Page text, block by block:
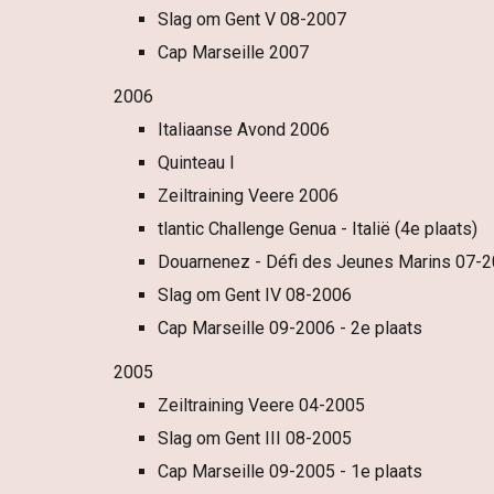
Slag om Gent V 08-2007
Cap Marseille 2007
2006
Italiaanse Avond 2006
Quinteau I
Zeiltraining Veere 2006
tlantic Challenge Genua- Italië (4e plaats)
Douarnenez - Défi des Jeunes Marins 07-
Slag om Gent IV 08-2006
Cap Marseille 09-2006 - 2e plaats
2005
Zeiltraining Veere 04-2005
Slag om Gent III 08-2005
Cap Marseille 09-2005 - 1e plaats